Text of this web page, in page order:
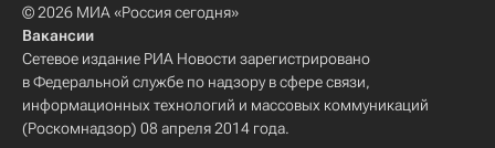
© 2026 МИА «Россия сегодня»
Вакансии
Сетевое издание РИА Новости зарегистрировано
в Федеральной службе по надзору в сфере связи,
информационных технологий и массовых коммуникаций
(Роскомнадзор) 08 апреля 2014 года.